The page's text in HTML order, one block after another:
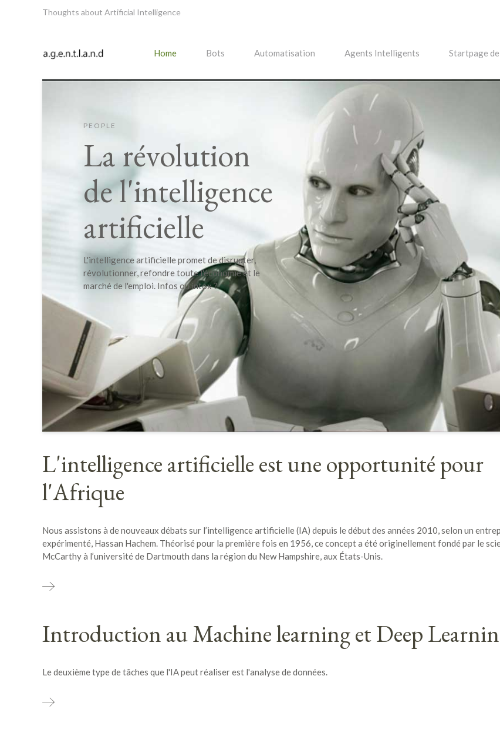
Thoughts about Artificial Intelligence
Home Bots Automatisation Agents Intelligents Startpage
PEOPLE
La révolution
de l'intelligence
artificielle
L'intelligence artificielle promet de disrupter,
révolutionner, refondre toute l'économie et le
marché de l'emploi. Infos ou intox ?
L'intelligence artificielle est une opportunité pour
l'Afrique
Nous assistons à de nouveaux débats sur l’intelligence artificielle (IA) depuis le début des années 2010, selon un
expérimenté, Hassan Hachem. Théorisé pour la première fois en 1956, ce concept a été originellement fondé par le
McCarthy à l’université de Dartmouth dans la région du New Hampshire, aux États-Unis.
Introduction au Machine learning et Deep
Le deuxième type de tâches que l'IA peut réaliser est l'analyse de données.